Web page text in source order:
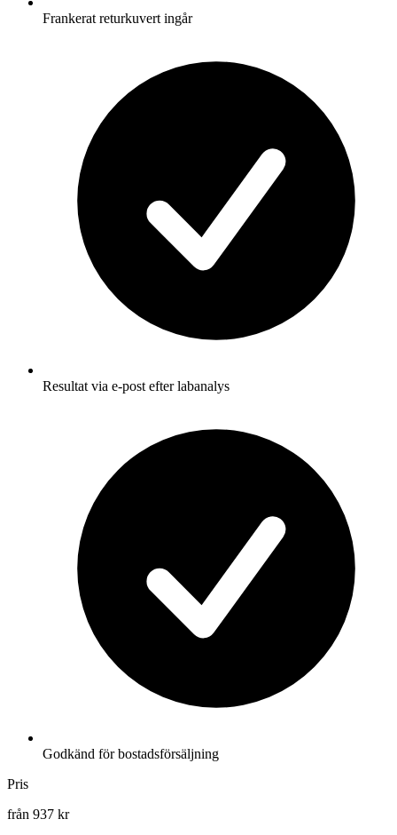
Frankerat returkuvert ingår
Resultat via e-post efter labanalys
Godkänd för bostadsförsäljning
Pris
från 937 kr